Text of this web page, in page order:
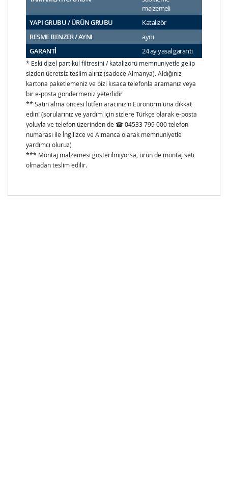
malzemeli
YAPI GRUBU / ÜRÜN GRUBU
Katalizör
RESME BENZER / AYNI
aynı
GARANTİ
24 ay yasal garanti
* Eski dizel partikül filtresini / katalizörü memnuniyetle gelip
sizden ücretsiz teslim alırız (sadece Almanya). Aldığınız
kartona paketlemeniz ve bizi kısaca telefonla aramanız veya
bir e-posta göndermeniz yeterlidir
** Satın alma öncesi lütfen aracınızın Euronorm'una dikkat
edin! (sorularınız ve yardım için sizlere Türkçe olarak e-posta
yoluyla ve telefon üzerinden de ☎ 04533 799 000 telefon
numarası ile İngilizce ve Almanca olarak memnuniyetle
yardımcı oluruz)
*** Montaj malzemesi gösterilmiyorsa, ürün de montaj seti
olmadan teslim edilir.